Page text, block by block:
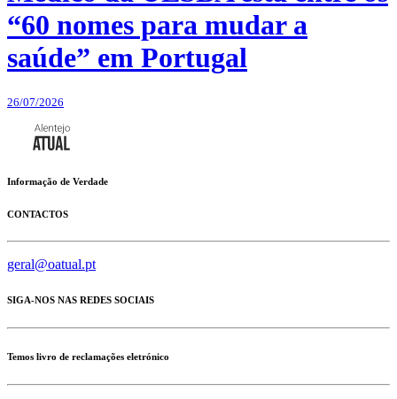
“60 nomes para mudar a
saúde” em Portugal
26/07/2026
Informação de Verdade
CONTACTOS
geral@oatual.pt
SIGA-NOS NAS REDES SOCIAIS
Temos livro de reclamações eletrónico